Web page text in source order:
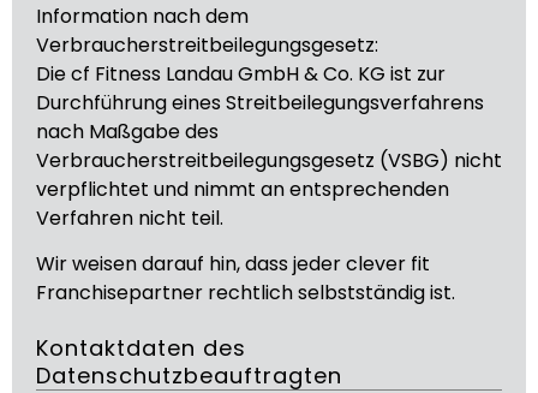
Information nach dem
Verbraucherstreitbeilegungsgesetz:
Die cf Fitness Landau GmbH & Co. KG ist zur
Durchführung eines Streitbeilegungsverfahrens
nach Maßgabe des
Verbraucherstreitbeilegungsgesetz (VSBG) nicht
verpflichtet und nimmt an entsprechenden
Verfahren nicht teil.
Wir weisen darauf hin, dass jeder clever fit
Franchisepartner rechtlich selbstständig ist.
Kontaktdaten des
Datenschutzbeauftragten